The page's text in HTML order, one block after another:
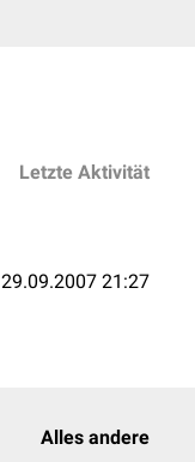
Letzte Aktivität
29.09.2007 21:27
Alles andere